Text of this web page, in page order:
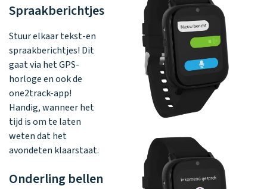
Spraakberichtjes
Stuur elkaar tekst-en
spraakberichtjes! Dit
gaat via het GPS-
horloge en ook de
one2track-app!
Handig, wanneer het
tijd is om te laten
weten dat het
avondeten klaarstaat.
Onderling bellen